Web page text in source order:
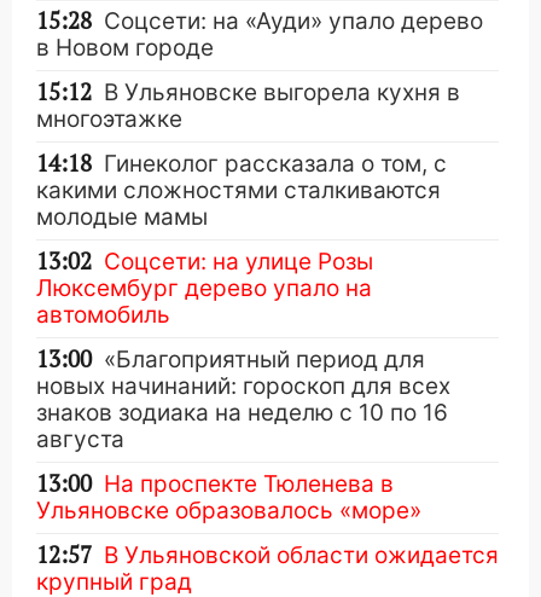
15:28 Соцсети: на «Ауди» упало дерево
в Новом городе
15:12 В Ульяновске выгорела кухня в
многоэтажке
14:18 Гинеколог рассказала о том, с
какими сложностями сталкиваются
молодые мамы
13:02 Соцсети: на улице Розы
Люксембург дерево упало на
автомобиль
13:00 «Благоприятный период для
новых начинаний: гороскоп для всех
знаков зодиака на неделю с 10 по 16
августа
13:00 На проспекте Тюленева в
Ульяновске образовалось «море»
12:57 В Ульяновской области ожидается
крупный град